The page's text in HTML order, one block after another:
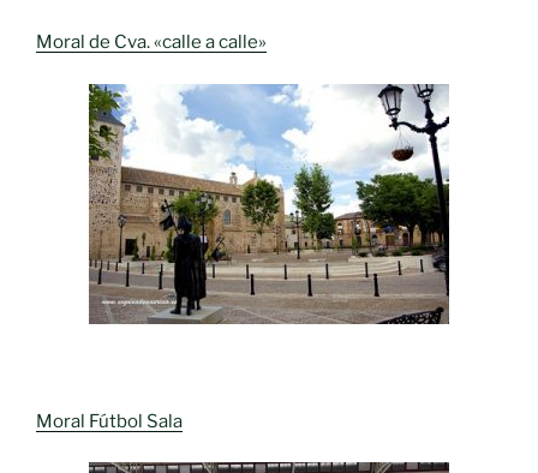
Moral de Cva. «calle a calle»
Moral Fútbol Sala